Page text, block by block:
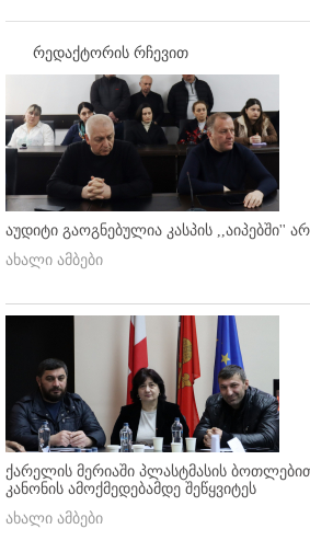
რედაქტორის რჩევით
აუდიტი გაოგნებულია კასპის ,,აიპებში''
ახალი ამბები
ქარელის მერიაში პლასტმასის
კანონის ამოქმედებამდე შეწყვიტეს
ახალი ამბები